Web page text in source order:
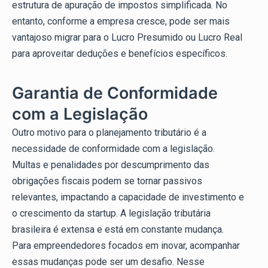
estrutura de apuração de impostos simplificada. No
entanto, conforme a empresa cresce, pode ser mais
vantajoso migrar para o Lucro Presumido ou Lucro Real
para aproveitar deduções e benefícios específicos.
Garantia de Conformidade
com a Legislação
Outro motivo para o planejamento tributário é a
necessidade de conformidade com a legislação.
Multas e penalidades por descumprimento das
obrigações fiscais podem se tornar passivos
relevantes, impactando a capacidade de investimento e
o crescimento da startup. A legislação tributária
brasileira é extensa e está em constante mudança.
Para empreendedores focados em inovar, acompanhar
essas mudanças pode ser um desafio. Nesse